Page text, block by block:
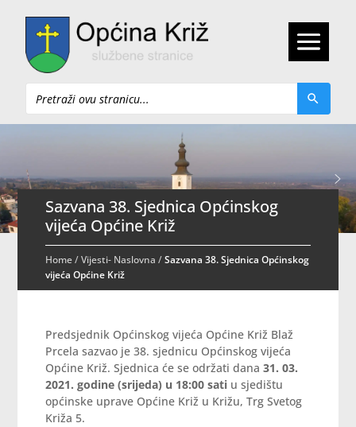
Pretraži
Sazvana 38. Sjednica Općinskog
vijeća Općine Križ
Home/Vijesti- Naslovna /Sazvana 38. Sjednica Općinskog
vijeća Općine Križ
Predsjednik Općinskog vijeća Općine Križ Blaž
Prcela sazvao je 38. sjednicu Općinskog vijeća
Općine Križ. Sjednica će se održati dana31. 03.
2021. godine (srijeda) u 18:00 sati u sjedištu
općinske uprave Općine Križ u Križu, Trg Svetog
Križa 5.